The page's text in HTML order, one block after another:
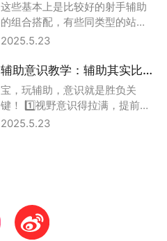
2025.5.23
这些基本上是比较好的射手辅助
的组合搭配，有些同类型的站桩
射手可以进行替换
辅助意识教学：辅助其实比打野更容易带节奏！
2025.5.23
宝，玩辅助，意识就是胜负关
键！ 1️⃣视野意识得拉满，提前在
草丛插眼，防止被敌方偷袭； 2️⃣